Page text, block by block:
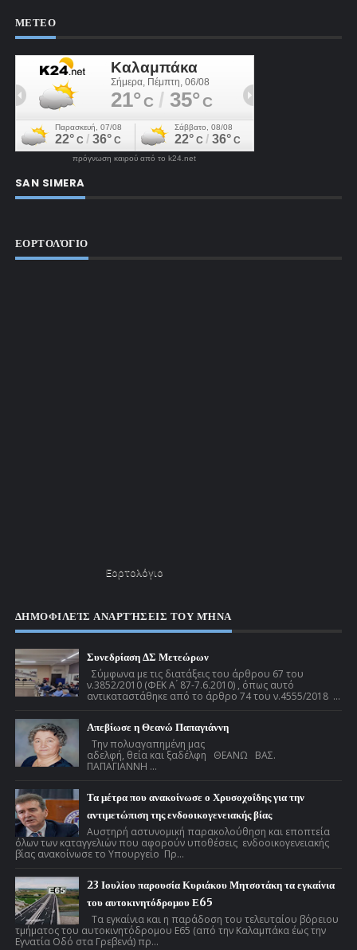
ΜΕΤΕΟ
πρόγνωση καιρού από το k24.net
SAN SIMERA
ΕΟΡΤΟΛΌΓΙΟ
Εορτολόγιο
ΔΗΜΟΦΙΛΕΊΣ ΑΝΑΡΤΉΣΕΙΣ ΤΟΥ ΜΉΝΑ
Συνεδρίαση ΔΣ Μετεώρων
Σύμφωνα με τις διατάξεις του άρθρου 67 του
ν.3852/2010 (ΦΕΚ Α ́ 87-7.6.2010) , όπως αυτό
αντικαταστάθηκε από το άρθρο 74 του ν.4555/2018 ...
Απεβίωσε η Θεανώ Παπαγιάννη
Την πολυαγαπημένη μας
αδελφή, θεία και ξαδέλφη ΘΕΑΝΩ ΒΑΣ.
ΠΑΠΑΓΙΑΝΝΗ ...
Τα μέτρα που ανακοίνωσε ο Χρυσοχοΐδης για την
αντιμετώπιση της ενδοοικογενειακής βίας
Αυστηρή αστυνομική παρακολούθηση και εποπτεία
όλων των καταγγελιών που αφορούν υποθέσεις ενδοοικογενειακής
βίας ανακοίνωσε το Υπουργείο Πρ...
23 Ιουλίου παρουσία Κυριάκου Μητσοτάκη τα εγκαίνια
του αυτοκινητόδρομου Ε65
Τα εγκαίνια και η παράδοση του τελευταίου βόρειου
τμήματος του αυτοκινητόδρομου Ε65 (από την Καλαμπάκα έως την
Εγνατία Οδό στα Γρεβενά) πρ...